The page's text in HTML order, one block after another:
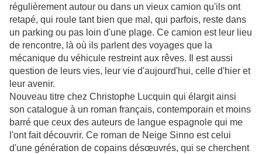
régulièrement autour ou dans un vieux camion qu'ils ont
retapé, qui roule tant bien que mal, qui parfois, reste dans
un parking ou pas loin d'une plage. Ce camion est leur lieu
de rencontre, là où ils parlent des voyages que la
mécanique du véhicule restreint aux rêves. Il est aussi
question de leurs vies, leur vie d'aujourd'hui, celle d'hier et
leur avenir.
Nouveau titre chez Christophe Lucquin qui élargit ainsi
son catalogue à un roman français, contemporain et moins
barré que ceux des auteurs de langue espagnole qui me
l'ont fait découvrir. Ce roman de Neige Sinno est celui
d'une génération de copains désœuvrés, qui se cherchent